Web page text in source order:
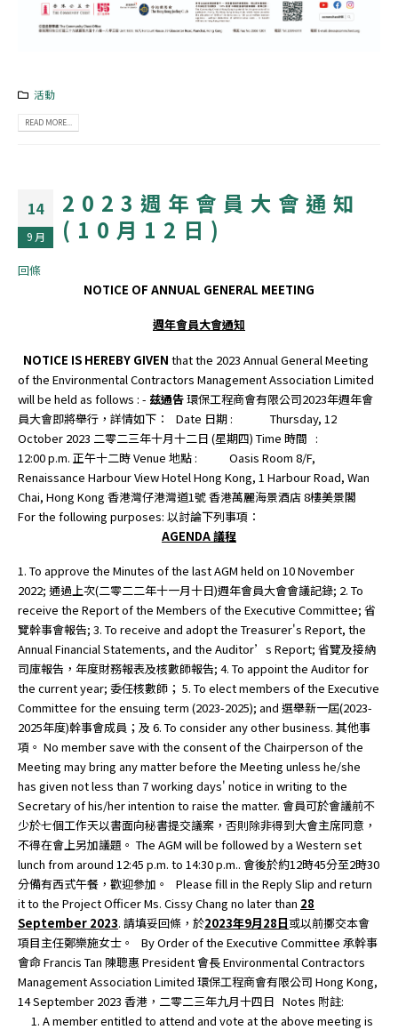
活動
READ MORE...
14
9 月
2023週年會員大會通知
(10月12日)
回條
NOTICE OF ANNUAL GENERAL MEETING
週年會員大會通知
NOTICE IS HEREBY GIVEN that the 2023 Annual General Meeting
of the Environmental Contractors Management Association Limited
will be held as follows : - 兹通告環保工程商會有限公司2023年週年會
員大會即將舉行，詳情如下： Date 日期 : Thursday, 12
October 2023 二零二三年十月十二日 (星期四) Time 時間 :
12:00 p.m. 正午十二時 Venue 地點 : Oasis Room 8/F,
Renaissance Harbour View Hotel Hong Kong, 1 Harbour Road, Wan
Chai, Hong Kong 香港灣仔港灣道1號 香港萬麗海景酒店 8樓美景閣
For the following purposes: 以討論下列事項：
AGENDA議程
1. To approve the Minutes of the last AGM held on 10 November
2022; 通過上次(二零二二年十一月十日)週年會員大會會議記錄; 2. To
receive the Report of the Members of the Executive Committee; 省
覽幹事會報告; 3. To receive and adopt the Treasurer's Report, the
Annual Financial Statements, and the Auditor’s Report; 省覽及接納
司庫報告，年度財務報表及核數師報告; 4. To appoint the Auditor for
the current year; 委任核數師； 5. To elect members of the Executive
Committee for the ensuing term (2023-2025); and 選舉新一屆(2023-
2025年度)幹事會成員；及 6. To consider any other business. 其他事
項。 No member save with the consent of the Chairperson of the
Meeting may bring any matter before the Meeting unless he/she
has given not less than 7 working days' notice in writing to the
Secretary of his/her intention to raise the matter. 會員可於會議前不
少於七個工作天以書面向秘書提交議案，否則除非得到大會主席同意，
不得在會上另加議題。 The AGM will be followed by a Western set
lunch from around 12:45 p.m. to 14:30 p.m.. 會後於約12時45分至2時30
分備有西式午餐，歡迎參加。 Please fill in the Reply Slip and return
it to the Project Officer Ms. Cissy Chang no later than 28
September 2023. 請填妥回條，於2023年9月28日或以前擲交本會
項目主任鄭樂施女士。 By Order of the Executive Committee 承幹事
會命 Francis Tan 陳聰惠 President 會長 Environmental Contractors
Management Association Limited 環保工程商會有限公司 Hong Kong,
14 September 2023 香港，二零二三年九月十四日 Notes 附註:
A member entitled to attend and vote at the above meeting is